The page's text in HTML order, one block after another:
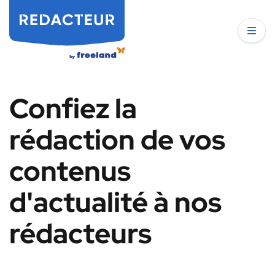
Confiez la
rédaction de vos
contenus
d'actualité à nos
rédacteurs